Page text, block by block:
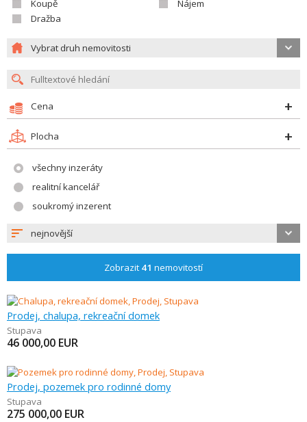
Koupě
Nájem
Dražba
Vybrat druh nemovitosti
Cena
Plocha
všechny inzeráty
realitní kancelář
soukromý inzerent
nejnovější
Zobrazit 41 nemovitostí
Prodej, chalupa, rekreační domek
Stupava
46 000,00 EUR
Prodej, pozemek pro rodinné domy
Stupava
275 000,00 EUR